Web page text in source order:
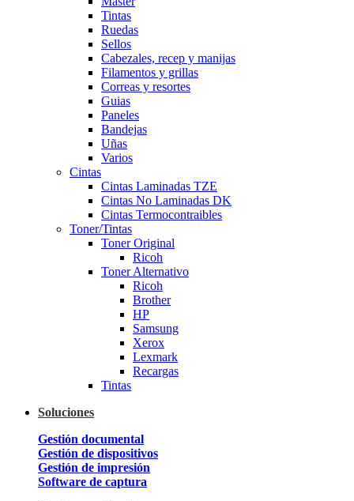
Tintas
Ruedas
Sellos
Cabezales, recep y manijas
Filamentos y grillas
Correas y resortes
Guias
Paneles
Bandejas
Uñas
Varios
Cintas
Cintas Laminadas TZE
Cintas No Laminadas DK
Cintas Termocontraibles
Toner/Tintas
Toner Original
Ricoh
Toner Alternativo
Ricoh
Brother
HP
Samsung
Xerox
Lexmark
Recargas
Tintas
Soluciones
Gestión documental
Gestión de dispositivos
Gestión de impresión
Software de captura